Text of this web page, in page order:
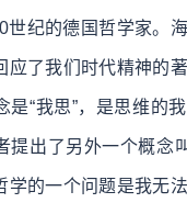
世纪的德国哲学家。
应了我们时代精神的
是“我思”，是思维的
提出了另外一个概念
学的一个问题是我无